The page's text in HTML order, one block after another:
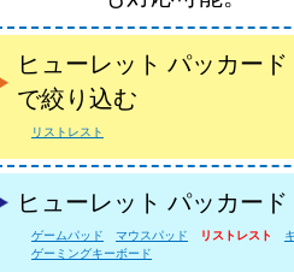
ヒューレット パッカー
で絞り込む
リストレスト
ヒューレット パッカー
ゲームパッド マウスパッド リストレスト
ゲーミングキーボード